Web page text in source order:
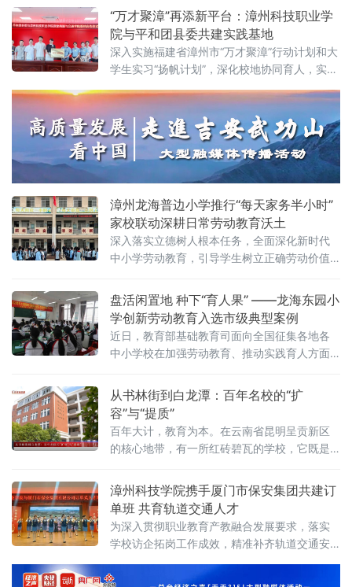
术与美育思政大课堂在此开讲。鞍山市委宣传
部、鞍山市教育局等领导嘉宾到场，与1200余
名大、中、小学生共同沉浸于这场别开生面的
思政课堂。校长胡军宣布开课，党委书记孟劲
松在课程尾声为全体学生留下“课后作业”。 据
介绍，这堂思
“万才聚漳”再添新平台：漳州科技职业学
院与平和团县委共建实践基地
深入实施福建省漳州市“万才聚漳”行动计划和大
学生实习“扬帆计划”，深化校地协同育人，实现
州科技职业学院数智商旅与交通学院、平和团
县委举行大学生志愿服务与社会实践基地签约
授牌仪式。平和团县委书记吴雅琼、平和县文
体旅局张福森出席活动。签约授牌仪式由平和
团县委办公室主任张强主持。双方围绕校地资
漳州龙海普边小学推行“每天家务半小时”
家校联动深耕日常劳动教育沃土
深入落实立德树人根本任务，全面深化新时代
中小学劳动教育，引导学生树立正确劳动价值
2025年9月起，福建省漳州市龙海区榜山镇普
边小学组织全体学生开展“每天家务半小时”常态
化家庭劳动实践活动，推动劳动教育向家庭延
伸、向日常扎根，持续夯实“五育并举”育人成
效。据普边小学校长周顺利介绍，活动开展以
盘活闲置地 种下“育人果” ——龙海东园小
学创新劳动教育入选市级典型案例
近日，教育部基础教育司面向全国征集各地各
中小学校在加强劳动教育、推动实践育人方面
——福建省漳州市龙海区东园镇东园小学劳动
教育创新育人典型案例》作为龙海区典型案例
的代表选送漳州市教育局参选。
从书林街到白龙潭：百年名校的“扩
容”与“提质”
百年大计，教育为本。在云南省昆明呈贡新区
的核心地带，有一所红砖碧瓦的学校，它既是
优提质的领跑者。从1907年的书林街起步，到
如今的白龙潭畔扬帆，昆明市第三中学呈贡校
区如何通过集团化办学打破名校壁垒？又如何
借助数字化浪潮重塑边疆教育？
漳州科技学院携手厦门市保安集团共建订
单班 共育轨道交通人才
为深入贯彻职业教育产教融合发展要求，落实
学校访企拓岗工作成效，精准补齐轨道交通安
日，漳州科技学院与厦门市保安集团有限公司